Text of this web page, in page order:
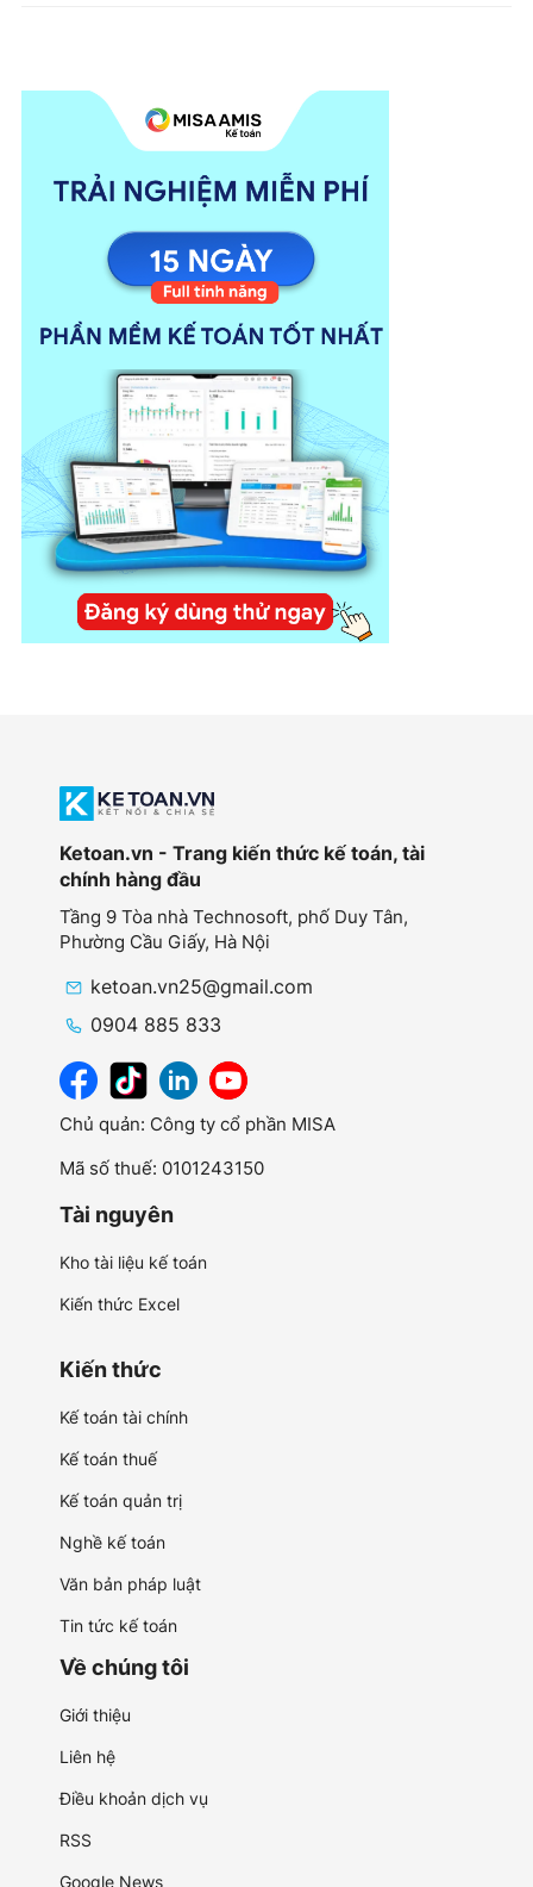
Ketoan.vn - Trang kiến thức kế toán, tài
chính hàng đầu
Tầng 9 Tòa nhà Technosoft, phố Duy Tân,
Phường Cầu Giấy, Hà Nội
ketoan.vn25@gmail.com
0904 885 833
Chủ quản: Công ty cổ phần MISA
Mã số thuế: 0101243150
Tài nguyên
Kho tài liệu kế toán
Kiến thức Excel
Kiến thức
Kế toán tài chính
Kế toán thuế
Kế toán quản trị
Nghề kế toán
Văn bản pháp luật
Tin tức kế toán
Về chúng tôi
Giới thiệu
Liên hệ
Điều khoản dịch vụ
RSS
Google News